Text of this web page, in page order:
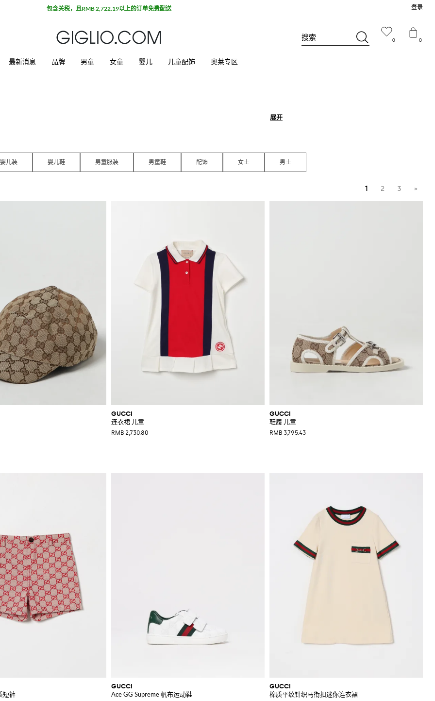
展开
展开
婴儿装 婴儿鞋 男童服装 男童鞋 配饰 女士 男士
1 2 3 »
GUCCI
连衣裙 儿童
RMB 2,730.80
GUCCI
鞋履 儿童
RMB 3,795.43
短裤
GUCCI
Ace GG Supreme 帆布运动鞋
GUCCI
棉质平纹针织马衔扣迷你连衣裙
0 0
搜索
登录
最新消息 品牌 男童 女童 婴儿 儿童配饰 奥莱专区
包含关税，且RMB 2,722.19以上的订单免费配送